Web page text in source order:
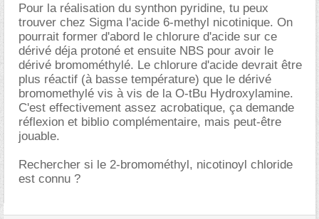
Pour la réalisation du synthon pyridine, tu peux
trouver chez Sigma l'acide 6-methyl nicotinique. On
pourrait former d'abord le chlorure d'acide sur ce
dérivé déja protoné et ensuite NBS pour avoir le
dérivé bromométhylé. Le chlorure d'acide devrait être
plus réactif (à basse température) que le dérivé
bromomethylé vis à vis de la O-tBu Hydroxylamine.
C'est effectivement assez acrobatique, ça demande
réflexion et biblio complémentaire, mais peut-être
jouable.
Rechercher si le 2-bromométhyl, nicotinoyl chloride
est connu ?